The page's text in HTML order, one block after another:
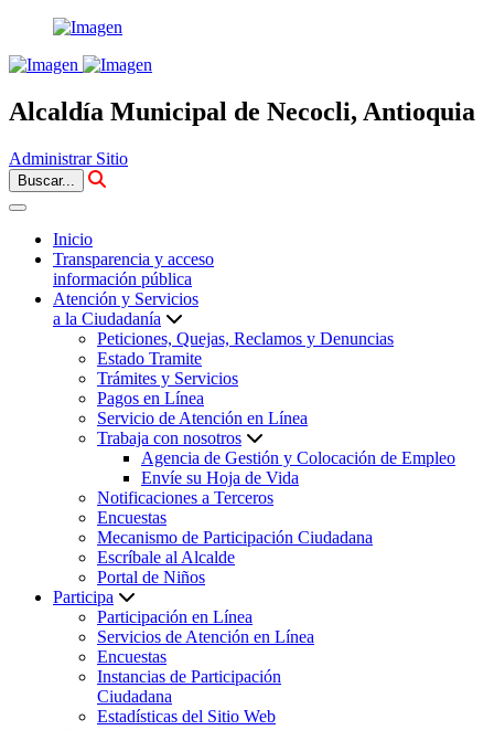
Alcaldía Municipal de Necocli, Antioquia
Administrar Sitio
Buscar...
Inicio
Transparencia y acceso
información pública
Atención y Servicios
a la Ciudadanía
Peticiones, Quejas, Reclamos y Denuncias
Estado Tramite
Trámites y Servicios
Pagos en Línea
Servicio de Atención en Línea
Trabaja con nosotros
Agencia de Gestión y Colocación de Empleo
Envíe su Hoja de Vida
Notificaciones a Terceros
Encuestas
Mecanismo de Participación Ciudadana
Escríbale al Alcalde
Portal de Niños
Participa
Participación en Línea
Servicios de Atención en Línea
Encuestas
Instancias de Participación
Ciudadana
Estadísticas del Sitio Web